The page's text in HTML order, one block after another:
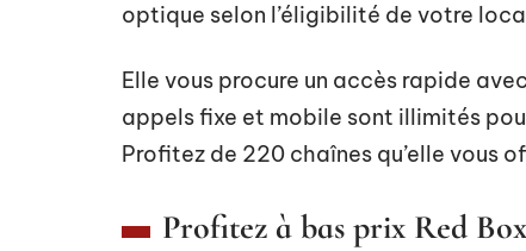
optique selon l’éligibilité de votre
Elle vous procure un accès rapide
appels fixe et mobile sont illimités
Profitez de 220 chaînes qu’elle vous
Profitez à bas prix Red